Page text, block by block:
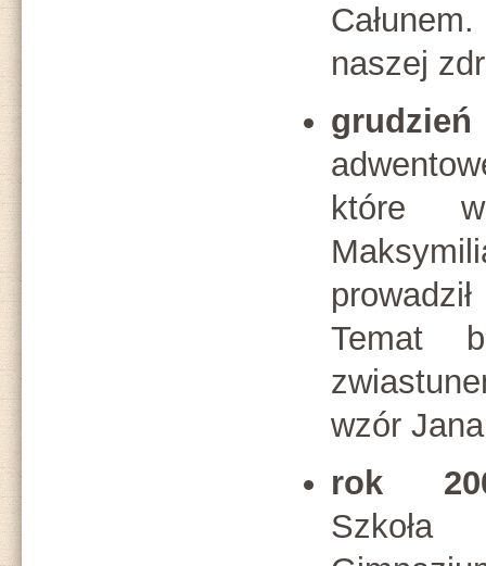
naszej
które
Temat
wzór
rok